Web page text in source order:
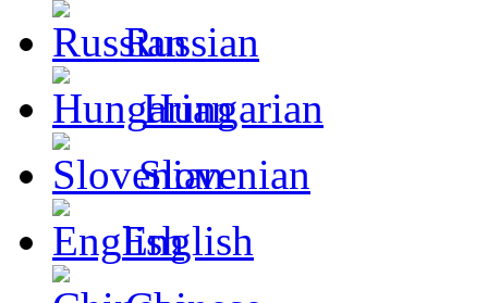
Russian
Hungarian
Slovenian
English